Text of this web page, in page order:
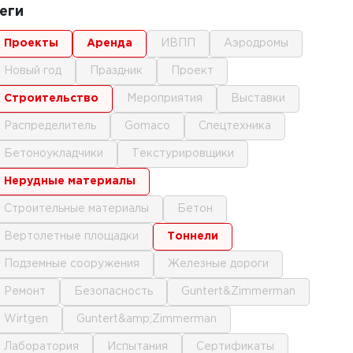
проекты аренда ИВПП аэродромы
новый год праздник проект
строительство мероприятия выставки
распределитель gomaco спецтехника
бетоноукладчики текстурировщики
нерудные материалы
строительные материалы бетон
вертолетные площадки тоннели
подземные сооружения железные дороги
ремонт безопасность Guntert&Zimmerman
Wirtgen Guntert&amp;Zimmerman
лаборатория испытания сертификаты